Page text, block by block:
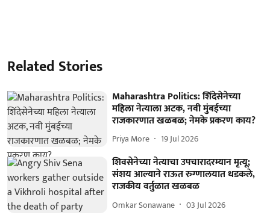
Related Stories
Maharashtra Politics: शिंदेसेनेच्या
महिला नेत्याला अटक, नवी मुंबईच्या
राजकारणात खळबळ; नेमके प्रकरण काय?
Priya More 19 Jul 2026
शिवसेनेच्या नेत्याचा उपचारादरम्यान मृत्यू;
संशय आल्याने राऊत रुग्णालयात धडकले,
राजकीय वर्तुळात खळबळ
Omkar Sonawane 03 Jul 2026